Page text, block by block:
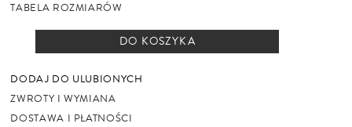
TABELA ROZMIARÓW
DO KOSZYKA
DODAJ DO ULUBIONYCH
ZWROTY I WYMIANA
DOSTAWA I PŁATNOŚCI